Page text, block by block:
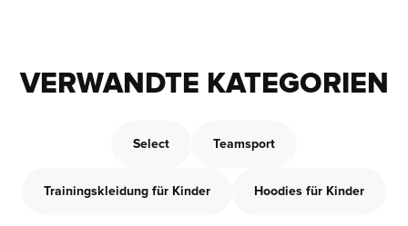
VERWANDTE KATEGORIEN
Select Teamsport
Trainingskleidung für Kinder Hoodies für Kinder